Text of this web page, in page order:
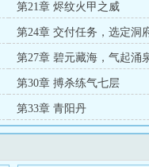
第21章 烬纹火甲之威
第24章 交付任务，选定洞
第27章 碧元藏海，气起涌
第30章 搏杀练气七层
第33章 青阳丹